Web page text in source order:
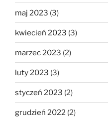
maj 2023 (3)
kwiecień 2023 (3)
marzec 2023 (2)
luty 2023 (3)
styczeń 2023 (2)
grudzień 2022 (2)